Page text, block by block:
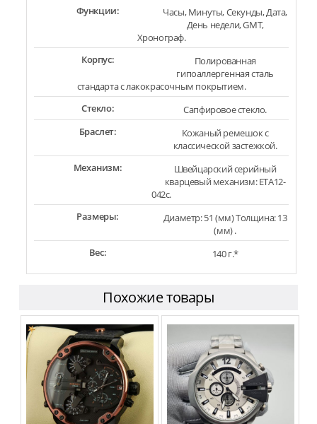
Функции:
Часы, Минуты, Секунды, Дата,
День недели, GMT,
Хронограф.
Корпус:
Полированная
гипоаллергенная сталь
стандарта c лакокрасочным покрытием.
Стекло:
Сапфировое стекло.
Браслет:
Кожаный ремешок с
классической застежкой.
Механизм:
Швейцарский серийный
кварцевый механизм: ETA12-
042c.
Размеры:
Диаметр: 51 (мм) Толщина: 13
(мм) .
Вес:
140 г.*
Похожие товары